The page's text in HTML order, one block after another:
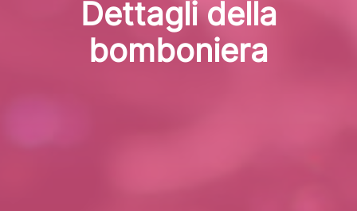
Dettagli della
bomboniera